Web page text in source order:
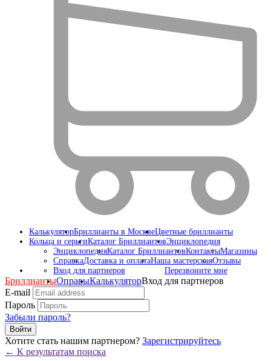
КалькуляторБриллианты в МосквеЦветные бриллианты
Кольца и серьгиКаталог БриллиантовЭнциклопедия
ЭнциклопедияКаталог БриллиантовКонтактыМагазины
СправкаДоставка и оплатаНаша мастерскаяОтзывы
Вход для партнеров
Перезвоните мне
БриллиантыОправыКалькуляторВход для партнеров
E-mail
Пароль
Забыли пароль?
Войти
Хотите стать нашим партнером? Зарегистрируйтесь
← К результатам поиска